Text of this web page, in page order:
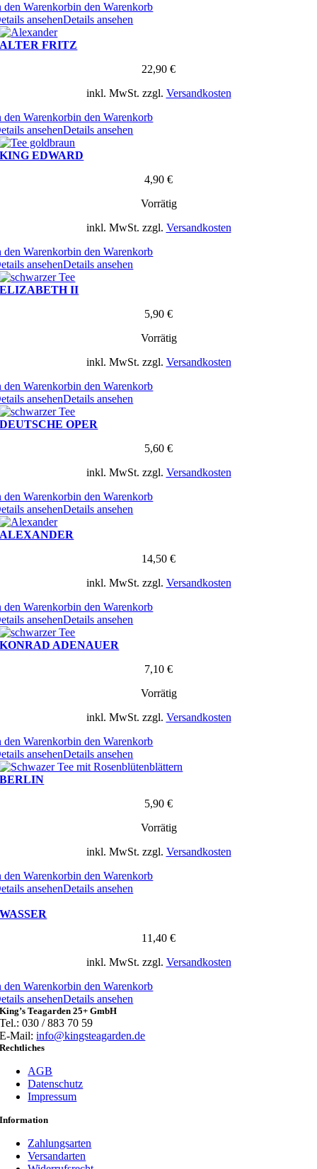
den Warenkorbin den Warenkorb
ansehenDetails ansehen
ALTER FRITZ
22,90 €
inkl. MwSt. zzgl. Versandkosten
den Warenkorbin den Warenkorb
ansehenDetails ansehen
KING EDWARD
4,90 €
Vorrätig
inkl. MwSt. zzgl. Versandkosten
den Warenkorbin den Warenkorb
ansehenDetails ansehen
ELIZABETH II
5,90 €
Vorrätig
inkl. MwSt. zzgl. Versandkosten
den Warenkorbin den Warenkorb
ansehenDetails ansehen
DEUTSCHE OPER
5,60 €
inkl. MwSt. zzgl. Versandkosten
den Warenkorbin den Warenkorb
ansehenDetails ansehen
ALEXANDER
14,50 €
inkl. MwSt. zzgl. Versandkosten
den Warenkorbin den Warenkorb
ansehenDetails ansehen
KONRAD ADENAUER
7,10 €
Vorrätig
inkl. MwSt. zzgl. Versandkosten
den Warenkorbin den Warenkorb
ansehenDetails ansehen
BERLIN
5,90 €
Vorrätig
inkl. MwSt. zzgl. Versandkosten
den Warenkorbin den Warenkorb
ansehenDetails ansehen
WASSER
11,40 €
inkl. MwSt. zzgl. Versandkosten
den Warenkorbin den Warenkorb
ansehenDetails ansehen
King’s Teagarden 25+ GmbH
Tel.: 030 / 883 70 59
E-Mail:info@kingsteagarden.de
Rechtliches
AGB
Datenschutz
Impressum
Information
Zahlungsarten
Versandarten